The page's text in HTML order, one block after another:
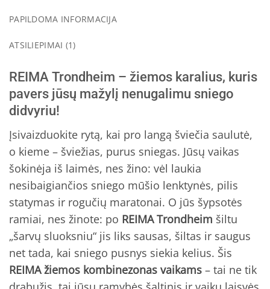
PAPILDOMA INFORMACIJA
ATSILIEPIMAI (1)
REIMA Trondheim – žiemos karalius, kuris
pavers jūsų mažylį nenugalimu sniego
didvyriu!
Įsivaizduokite rytą, kai pro langą šviečia saulutė,
o kieme – šviežias, purus sniegas. Jūsų vaikas
šokinėja iš laimės, nes žino: vėl laukia
nesibaigiančios sniego mūšio lenktynės, pilis
statymas ir rogučių maratonai. O jūs šypsotės
ramiai, nes žinote: po REIMA Trondheim šiltu
„šarvų sluoksniu“ jis liks sausas, šiltas ir saugus
net tada, kai sniego pusnys siekia kelius. Šis
REIMA žiemos kombinezonas vaikams – tai ne tik